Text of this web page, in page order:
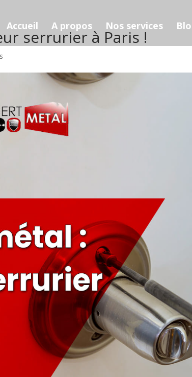
Accueil A propos Nos services
serrurier à Paris !